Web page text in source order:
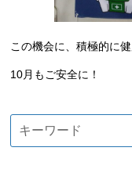
この機会に、積極的に
10月もご安全に！